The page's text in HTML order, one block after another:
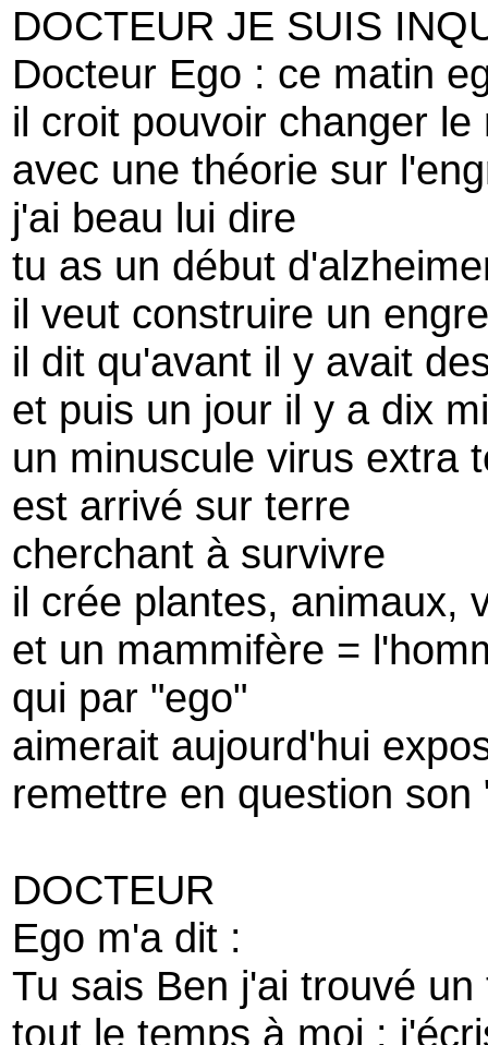
DOCTEUR JE SUIS
Docteur Ego : ce matin
il croit pouvoir changer le
avec une théorie sur
j'ai beau lui dire
tu as un début
il veut construire un
il dit qu'avant il y avait
et puis un jour il y a dix
un minuscule virus extra
est arrivé sur terre
cherchant à survivre
il crée plantes, animaux,
et un mammifère =
qui par "ego"
aimerait aujourd'hui
remettre en question son
DOCTEUR
Ego m'a dit :
Tu sais Ben j'ai trouvé
tout le temps à moi :